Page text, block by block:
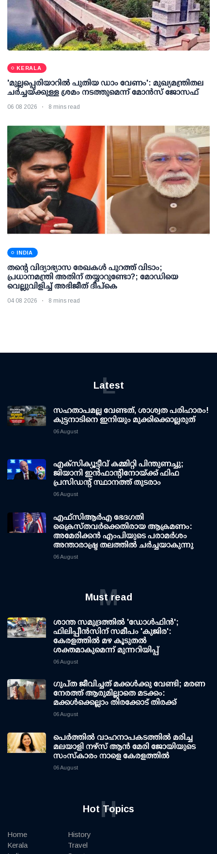
KERALA
'മുല്ലപ്പെരിയാറില്‍ പുതിയ ഡാം വേണം': മുഖ്യമന്ത്രിതല
ചര്‍ച്ചയ്ക്കുള്ള ശ്രമം നടത്തുമെന്ന് മോന്‍സ് ജോസഫ്
06 08 2026 8 mins read
INDIA
തന്റെ വിദ്യാഭ്യാസ രേഖകള്‍ പുറത്ത് വിടാം;
പ്രധാനമന്ത്രി അതിന് തയ്യാറുണ്ടോ?; മോഡിയെ
വെല്ലുവിളിച്ച് അഭിജീത് ദീപ്കെ
04 08 2026 8 mins read
Latest
L
സഹതാപമല്ല വേണ്ടത്, ശാശ്വത പരിഹാരം!
കുട്ടനാടിനെ ഇനിയും മുക്കിക്കൊല്ലരുത്
06 August
എക്സിക്യൂട്ടീവ് കമ്മിറ്റി പിന്തുണച്ചു;
ജിയാനി ഇന്‍ഫാന്റിനോയ്ക്ക് ഫിഫ
പ്രസിഡന്റ് സ്ഥാനത്ത് തുടരാം
06 August
എഫ്‌സി‌ആര്‍‌എ ഭേദഗതി
ക്രൈസ്തവർക്കെതിരായ ആക്രമണം:
അമേരിക്കൻ എംപിയുടെ പരാമർശം
അന്താരാഷ്ട്ര തലത്തിൽ ചർച്ചയാകുന്നു
06 August
Must read
M
ശാന്ത സമുദ്രത്തില്‍ 'ഡോള്‍ഫിന്‍';
ഫിലിപ്പീന്‍സിന് സമീപം 'കുജിര':
കേരളത്തില്‍ മഴ കൂടുതല്‍
ശക്തമാകുമെന്ന് മുന്നറിയിപ്പ്
06 August
ഗുപ്ത ജീവിച്ചത് മക്കള്‍ക്കു വേണ്ടി; മരണ
നേരത്ത് ആരുമില്ലാതെ മടക്കം:
മക്കള്‍ക്കെല്ലാം തിരക്കോട് തിരക്ക്
06 August
പെർത്തിൽ വാഹനാപകടത്തിൽ മരിച്ച
മലയാളി നഴ്സ് ആൻ മേരി ജോയിയുടെ
സംസ്കാരം നാളെ കേരളത്തിൽ
06 August
Hot Topics
H
Home
Kerala
History
Travel